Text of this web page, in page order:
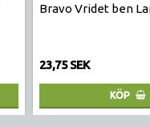
Bravo Vridet ben
23,75 SEK
KÖP